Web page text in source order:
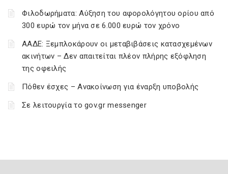
Φιλοδωρήματα: Αύξηση του αφορολόγητου ορίου από
300 ευρώ τον μήνα σε 6.000 ευρώ τον χρόνο
ΑΑΔΕ: Ξεμπλοκάρουν οι μεταβιβάσεις κατασχεμένων
ακινήτων – Δεν απαιτείται πλέον πλήρης εξόφληση
της οφειλής
Πόθεν έσχες – Ανακοίνωση για έναρξη υποβολής
Σε λειτουργία το gov.gr messenger